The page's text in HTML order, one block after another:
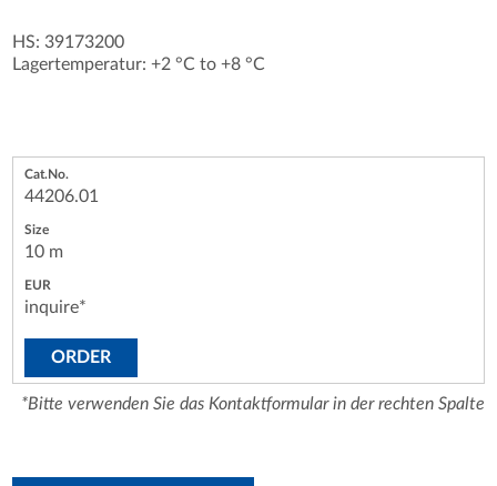
HS: 39173200
Lagertemperatur: +2 °C to +8 °C
44206.01
10 m
inquire*
ORDER
*Bitte verwenden Sie das Kontaktformular in der rechten Spalte